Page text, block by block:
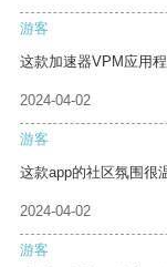
游客
这款加速器VPM应用
2024-04-02
游客
这款app的社区氛围很
2024-04-02
游客